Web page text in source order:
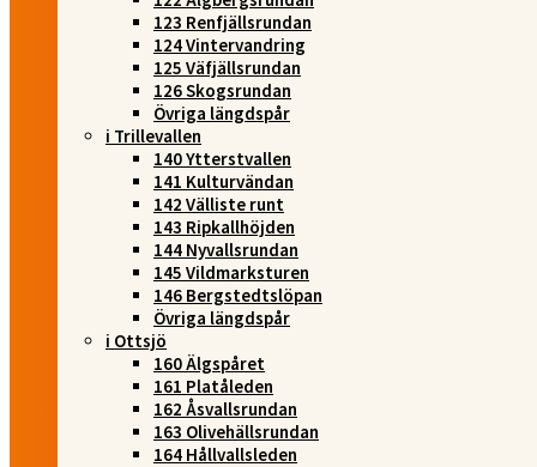
123 Renfjällsrundan
124 Vintervandring
125 Väfjällsrundan
126 Skogsrundan
Övriga längdspår
i Trillevallen
140 Ytterstvallen
141 Kulturvändan
142 Välliste runt
143 Ripkallhöjden
144 Nyvallsrundan
145 Vildmarksturen
146 Bergstedtslöpan
Övriga längdspår
i Ottsjö
160 Älgspåret
161 Platåleden
162 Åsvallsrundan
163 Olivehällsrundan
164 Hållvallsleden